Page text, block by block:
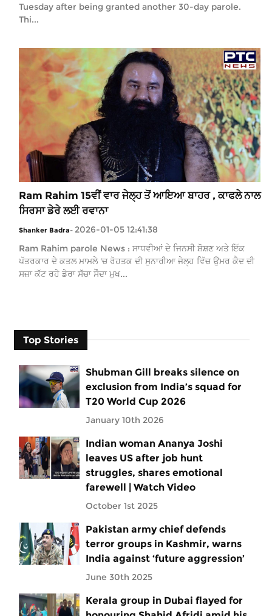
Tuesday after being granted another 30-day parole.
Thi...
Ram Rahim 15ਵੀਂ ਵਾਰ ਜੇਲ੍ਹ ਤੋਂ ਆਇਆ ਬਾਹਰ , ਕਾਫਲੇ ਨਾਲ
ਸਿਰਸਾ ਡੇਰੇ ਲਈ ਰਵਾਨਾ
Shanker Badra- 2026-01-05 12:41:38
Ram Rahim parole News : ਸਾਧਵੀਆਂ ਦੇ ਜਿਨਸੀ ਸ਼ੋਸ਼ਣ ਅਤੇ ਇੱਕ
ਪੱਤਰਕਾਰ ਦੇ ਕਤਲ ਮਾਮਲੇ 'ਚ ਰੋਹਤਕ ਦੀ ਸੁਨਾਰੀਆ ਜੇਲ੍ਹ ਵਿੱਚ ਉਮਰ ਕੈਦ ਦੀ
ਸਜ਼ਾ ਕੱਟ ਰਹੇ ਡੇਰਾ ਸੱਚਾ ਸੌਦਾ ਮੁਖ...
Top Stories
Shubman Gill breaks silence on
exclusion from India’s squad for
T20 World Cup 2026
January 10th 2026
Indian woman Ananya Joshi
leaves US after job hunt
struggles, shares emotional
farewell | Watch Video
October 1st 2025
Pakistan army chief defends
terror groups in Kashmir, warns
India against ‘future aggression’
June 30th 2025
Kerala group in Dubai flayed for